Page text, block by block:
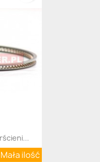
Mała ilość